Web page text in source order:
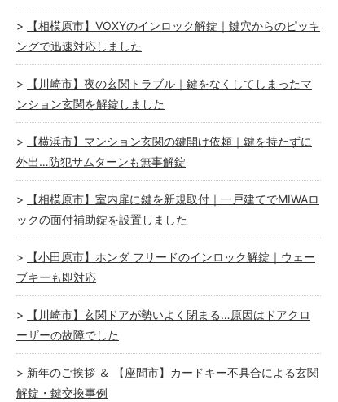
【相模原市】VOXYのインロック解錠｜鍵穴からのピッキ
ングで迅速対応しました
【川崎市】夜の玄関トラブル｜鍵をなくしてしまったマ
ンション玄関を解錠しました
【横浜市】マンション玄関の鍵開け依頼｜鍵を持たずに
外出…防犯サムターンも無事解錠
【相模原市】室内扉に鍵を新規取付｜一戸建てでMIWAロ
ックの面付補助錠を設置しました
【小田原市】ホンダ フリードのインロック解錠｜ウェー
ブキーも即対応
【川崎市】玄関ドアが勢いよく閉まる…原因はドアクロ
ーザーの故障でした
新年のご挨拶 ＆ 【座間市】カードキー不具合による玄関
解錠・鍵交換事例